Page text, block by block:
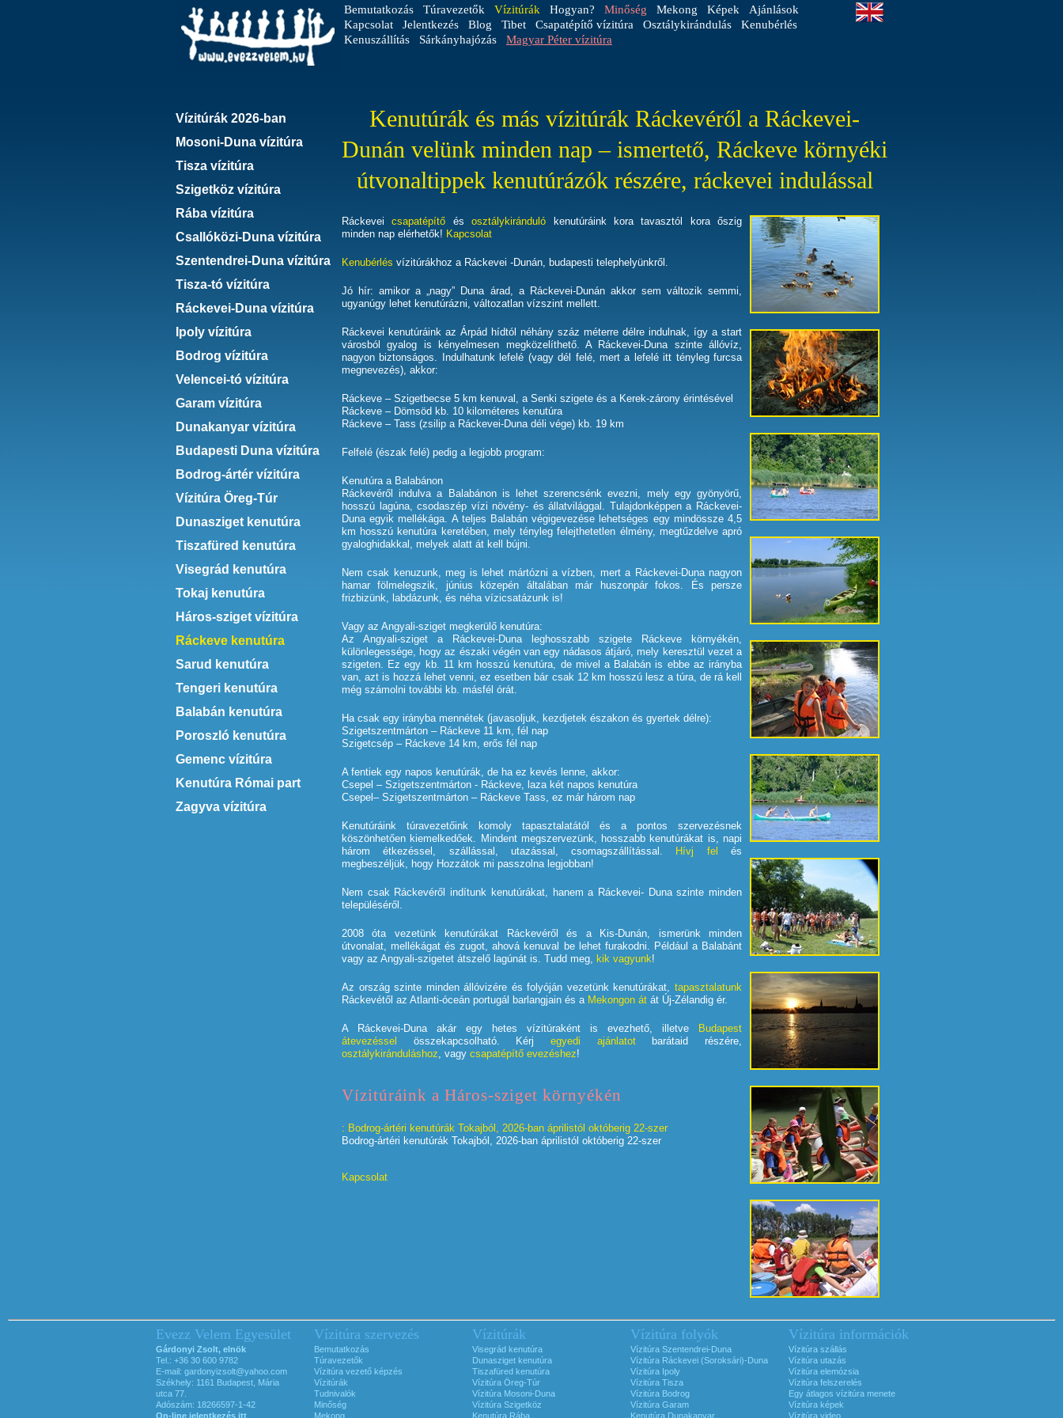
Bemutatkozás Túravezetők Vízitúrák Hogyan? Minőség Mekong Képek
Ajánlások
Kapcsolat
Jelentkezés Blog Tibet Csapatépítő vízitúra Osztálykirándulás
Kenubérlés
Kenuszállítás
Sárkányhajózás Magyar Péter vízitúra
Vízitúrák 2026-ban
Mosoni-Duna vízitúra
Tisza vízitúra
Szigetköz vízitúra
Rába vízitúra
Csallóközi-Duna vízitúra
Szentendrei-Duna vízitúra
Tisza-tó vízitúra
Ráckevei-Duna vízitúra
Ipoly vízitúra
Bodrog vízitúra
Velencei-tó vízitúra
Garam vízitúra
Dunakanyar vízitúra
Budapesti Duna vízitúra
Bodrog-ártér vízitúra
Vízitúra Öreg-Túr
Dunasziget kenutúra
Tiszafüred kenutúra
Visegrád kenutúra
Tokaj kenutúra
Háros-sziget vízitúra
Ráckeve kenutúra
Sarud kenutúra
Tengeri kenutúra
Balabán kenutúra
Poroszló kenutúra
Gemenc vízitúra
Kenutúra Római part
Zagyva vízitúra
Kenutúrák és más vízitúrák Ráckevéről a Ráckevei-
Dunán velünk minden nap – ismertető, Ráckeve környéki
útvonaltippek kenutúrázók részére, ráckevei indulással
Ráckeveicsapatépítő ésosztálykiránduló
kenutúráink kora tavasztól kora őszig
minden nap elérhetők! Kapcsolat
Kenubérlés vízitúrákhoz a Ráckevei -Dunán, budapesti telephelyünkről.
Jó hír: amikor a „nagy” Duna árad, a Ráckevei-Dunán akkor sem változik semmi,
ugyanúgy lehet kenutúrázni, változatlan vízszint mellett.
Ráckevei kenutúráink az Árpád hídtól néhány száz méterre délre indulnak, így a start
városból gyalog is kényelmesen megközelíthető. A Ráckevei-Duna szinte állóvíz,
nagyon biztonságos. Indulhatunk lefelé (vagy dél felé, mert a lefelé itt tényleg furcsa
megnevezés), akkor:
Ráckeve – Szigetbecse 5 km kenuval, a Senki szigete és a Kerek-zárony érintésével
Ráckeve – Dömsöd kb. 10 kilométeres kenutúra
Ráckeve – Tass (zsilip a Ráckevei-Duna déli vége) kb. 19 km
Felfelé (észak felé) pedig a legjobb program:
Kenutúra a Balabánon
Ráckevéről indulva a Balabánon is lehet szerencsénk evezni, mely egy gyönyörű,
hosszú lagúna, csodaszép vízi növény- és állatvilággal. Tulajdonképpen a Ráckevei-
Duna egyik mellékága. A teljes Balabán végigevezése lehetséges egy mindössze 4,5
km hosszú kenutúra keretében, mely tényleg felejthetetlen élmény, megtűzdelve apró
gyaloghidakkal, melyek alatt át kell bújni.
Nem csak kenuzunk, meg is lehet mártózni a vízben, mert a Ráckevei-Duna nagyon
hamar fölmelegszik, június közepén általában már huszonpár fokos. És persze
frizbizünk, labdázunk, és néha vízicsatázunk is!
Vagy az Angyali-sziget megkerülő kenutúra:
Az Angyali-sziget a Ráckevei-Duna leghosszabb szigete Ráckeve környékén,
különlegessége, hogy az északi végén van egy nádasos átjáró, mely keresztül vezet a
szigeten. Ez egy kb. 11 km hosszú kenutúra, de mivel a Balabán is ebbe az irányba
van, azt is hozzá lehet venni, ez esetben bár csak 12 km hosszú lesz a túra, de rá kell
még számolni további kb. másfél órát.
Ha csak egy irányba mennétek (javasoljuk, kezdjetek északon és gyertek délre):
Szigetszentmárton – Ráckeve 11 km, fél nap
Szigetcsép – Ráckeve 14 km, erős fél nap
A fentiek egy napos kenutúrák, de ha ez kevés lenne, akkor:
Csepel – Szigetszentmárton - Ráckeve, laza két napos kenutúra
Csepel– Szigetszentmárton – Ráckeve Tass, ez már három nap
Kenutúráink túravezetőink komoly tapasztalatától és a pontos szervezésnek
köszönhetően kiemelkedőek. Mindent megszervezünk, hosszabb kenutúrákat is, napi
három étkezéssel, szállással, utazással, csomagszállítással.
Hívj fel
és
megbeszéljük, hogy Hozzátok mi passzolna legjobban!
Nem csak Ráckevéről indítunk kenutúrákat, hanem a Ráckevei- Duna szinte minden
településéről.
2008 óta vezetünk kenutúrákat Ráckevéről és a Kis-Dunán, ismerünk minden
útvonalat, mellékágat és zugot, ahová kenuval be lehet furakodni. Például a Balabánt
vagy az Angyali-szigetet átszelő lagúnát is. Tudd meg, kik vagyunk!
Az ország szinte minden állóvizére és folyóján vezetünk kenutúrákat, tapasztalatunk
Ráckevétől az Atlanti-óceán portugál barlangjain és a Mekongon át át Új-Zélandig ér.
A Ráckevei-Duna akár egy hetes vízitúraként is evezhető, illetve
Budapest
átevezéssel
összekapcsolható. Kérj egyedi ajánlatotbarátaid részére,
osztálykiránduláshoz, vagy csapatépítő evezéshez!
Vízitúráink a Háros-sziget környékén
: Bodrog-ártéri kenutúrák Tokajból, 2026-ban áprilistól októberig 22-szer
Bodrog-ártéri kenutúrák Tokajból, 2026-ban áprilistól októberig 22-szer
Kapcsolat
Evezz Velem Egyesület
Gárdonyi Zsolt, elnök
Tel.: +36 30 600 9782
E-mail: gardonyizsolt@yahoo.com
Székhely: 1161 Budapest, Mária
utca 77.
Adószám: 18266597-1-42
On-line jelentkezés itt
Vízitúra szervezés
Bemutatkozás
Túravezetők
Vízitúra vezető képzés
Vízitúrák
Tudnivalók
Minőség
Mekong
Vízitúrák
Visegrád kenutúra
Dunasziget kenutúra
Tiszafüred kenutúra
Vízitúra Öreg-Túr
Vízitúra Mosoni-Duna
Vízitúra Szigetköz
Kenutúra Rába
Vízitúra folyók
Vízitúra Szentendrei-Duna
Vízitúra Ráckevei (Soroksári)-Duna
Vízitúra Ipoly
Vízitúra Tisza
Vízitúra Bodrog
Vízitúra Garam
Kenutúra Dunakanyar
Vízitúra információk
Vízitúra szállás
Vízitúra utazás
Vízitúra elemózsia
Vízitúra felszerelés
Egy átlagos vízitúra menete
Vízitúra képek
Vízitúra video